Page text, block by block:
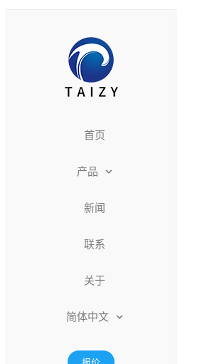
首页
产品
新闻
联系
关于
简体中文